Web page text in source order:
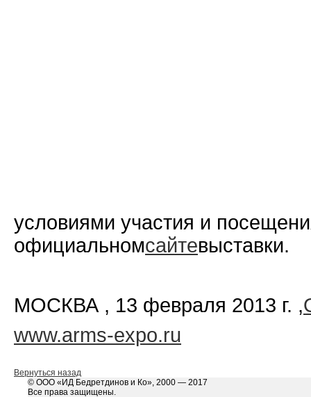
условиями участия и
официальномсайтевыставки.
МОСКВА , 13 февраля 2013 г. ,
www.arms-expo.ru
Вернуться назад
© ООО «ИД Бедретдинов и Ко», 2000 — 2017
Все права защищены.